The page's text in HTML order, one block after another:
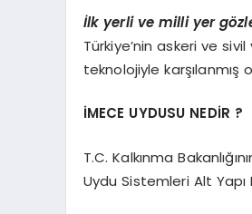
İlk yerli ve milli yer
Türkiye’nin askeri ve
teknolojiyle karşılanmış
İMECE UYDUSU NEDİR ?
T.C. Kalkınma
Uydu Sistemleri Alt Yapı